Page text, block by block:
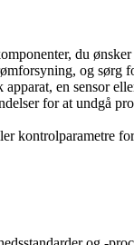
du
og sørg
en sensor
for at undgå
kontrolparametre